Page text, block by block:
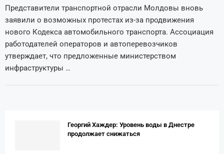
Представители транспортной отрасли Молдовы вновь
заявили о возможных протестах из-за продвижения
нового Кодекса автомобильного транспорта. Ассоциация
работодателей операторов и автоперевозчиков
утверждает, что предложенные министерством
инфраструктуры …
Георгий Хаждер: Уровень воды в Днестре
продолжает снижаться